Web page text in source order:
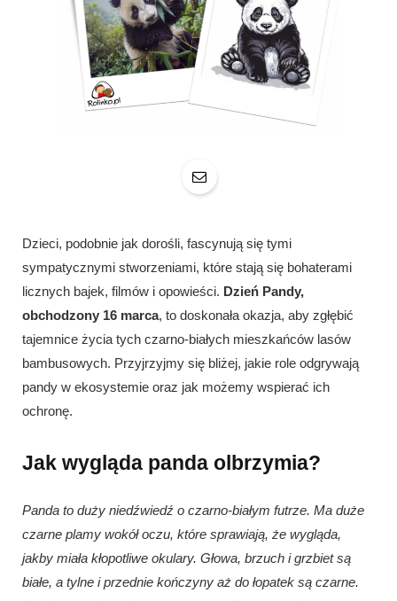
Dzieci, podobnie jak dorośli, fascynują się tymi
sympatycznymi stworzeniami, które stają się bohaterami
licznych bajek, filmów i opowieści. Dzień Pandy,
obchodzony 16 marca, to doskonała okazja, aby zgłębić
tajemnice życia tych czarno-białych mieszkańców lasów
bambusowych. Przyjrzyjmy się bliżej, jakie role odgrywają
pandy w ekosystemie oraz jak możemy wspierać ich
ochronę.
Jak wygląda panda olbrzymia?
Panda to duży niedźwiedź o czarno-białym futrze. Ma duże
czarne plamy wokół oczu, które sprawiają, że wygląda,
jakby miała kłopotliwe okulary. Głowa, brzuch i grzbiet są
białe, a tylne i przednie kończyny aż do łopatek są czarne.